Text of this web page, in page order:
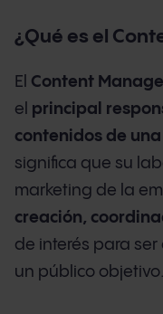
¿Qué es el
El Content
el principal
contenidos de
significa que su
marketing de la
creación,
de interés para
un público objetivo.